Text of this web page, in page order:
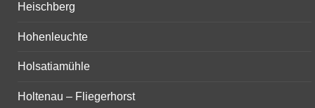
Heischberg
Hohenleuchte
Holsatiamühle
Holtenau – Fliegerhorst